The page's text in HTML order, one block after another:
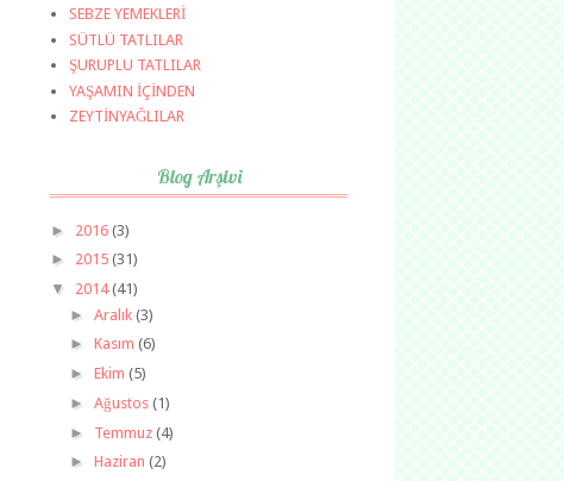
SEBZE YEMEKLERİ
SÜTLÜ TATLILAR
ŞURUPLU TATLILAR
YAŞAMIN İÇİNDEN
ZEYTİNYAĞLILAR
Blog Arşivi
► 2016 (3)
► 2015 (31)
▼ 2014(41)
► Aralık (3)
► Kasım (6)
► Ekim (5)
► Ağustos (1)
► Temmuz (4)
► Haziran (2)